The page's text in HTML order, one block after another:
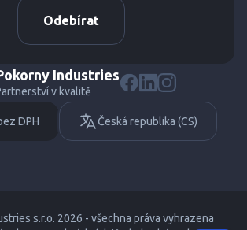
Odebírat
Industries
v kvalitě
DPH Česká republika (CS)
s.r.o. 2026 - všechna práva vyhrazena